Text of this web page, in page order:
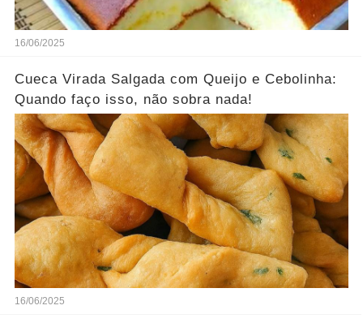
16/06/2025
Cueca Virada Salgada com Queijo e Cebolinha:
Quando faço isso, não sobra nada!
16/06/2025